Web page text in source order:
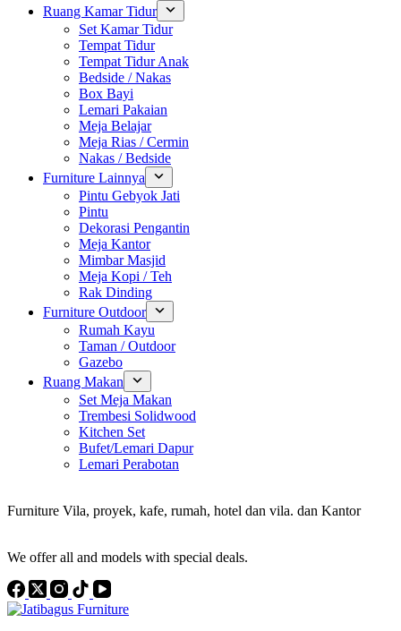
Ruang Kamar Tidur
Set Kamar Tidur
Tempat Tidur
Tempat Tidur Anak
Bedside / Nakas
Box Bayi
Lemari Pakaian
Meja Belajar
Meja Rias / Cermin
Nakas / Bedside
Furniture Lainnya
Pintu Gebyok Jati
Pintu
Dekorasi Pengantin
Meja Kantor
Mimbar Masjid
Meja Kopi / Teh
Rak Dinding
Furniture Outdoor
Rumah Kayu
Taman / Outdoor
Gazebo
Ruang Makan
Set Meja Makan
Trembesi Solidwood
Kitchen Set
Bufet/Lemari Dapur
Lemari Perabotan
Furniture Vila, proyek, kafe, rumah, hotel dan vila. dan Kantor
We offer all and models with special deals.